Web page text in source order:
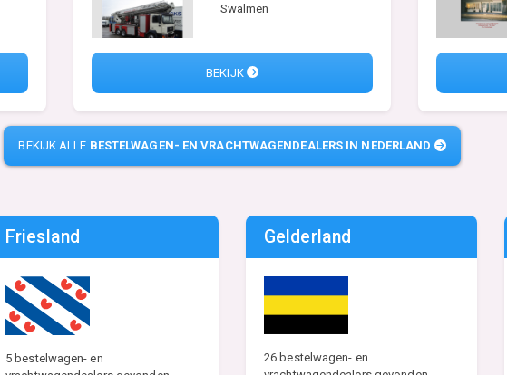
Swalmen
BEKIJK
BEKIJK ALLE BESTELWAGEN- EN VRACHTWAGENDEALERS IN NEDERLAND
Friesland
5 bestelwagen- en
Gelderland
26 bestelwagen- en